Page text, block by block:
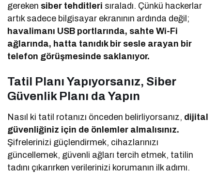
gereken siber tehditleri sıraladı. Çünkü hackerlar
artık sadece bilgisayar ekranının ardında değil;
havalimanı USB portlarında, sahte Wi-Fi
ağlarında, hatta tanıdık bir sesle arayan bir
telefon görüşmesinde saklanıyor.
Tatil Planı Yapıyorsanız, Siber
Güvenlik Planı da Yapın
Nasıl ki tatil rotanızı önceden belirliyorsanız, dijital
güvenliğiniz için de önlemler almalısınız.
Şifrelerinizi güçlendirmek, cihazlarınızı
güncellemek, güvenli ağları tercih etmek, tatilin
tadını çıkarırken verilerinizi korumanın ilk adımı.